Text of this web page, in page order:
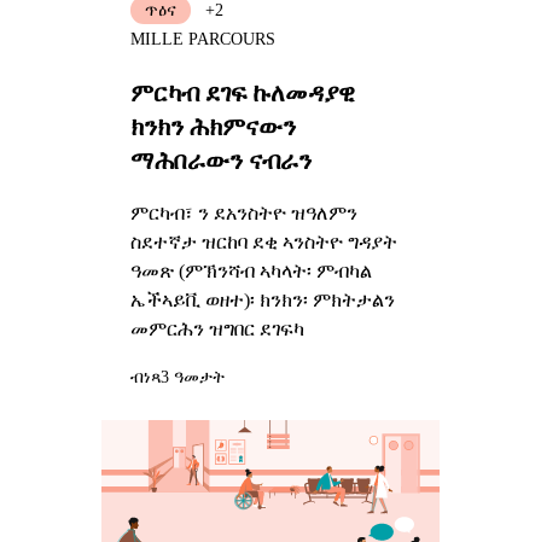
ምርካብ ደገፍ ኩለመዳያዊ
ክንክን ሕክምናውን
ማሕበራውን ናብራን
ምርካብ፣ ን ደአንስትዮ ዝዓለምን
ስደተኛታ ዝርከባ ደቂ ኣንስትዮ ግዳያት
ዓመጽ (ምኽንሻብ ኣካላት፡ ምብካል
ኤችኣይቪ ወዘተ)፡ ክንክን፡ ምክትታልን
መምርሕን ዝግበር ደገፍካ
ጥዕና
+2
MILLE PARCOURS
ብነጻ3 ዓመታት